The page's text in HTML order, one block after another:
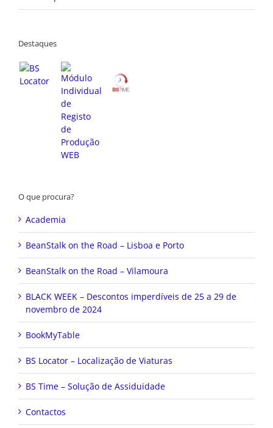
Destaques
O que procura?
Academia
BeanStalk on the Road – Lisboa e Porto
BeanStalk on the Road – Vilamoura
BLACK WEEK – Descontos imperdíveis de 25 a 29 de
novembro de 2024
BookMyTable
BS Locator – Localização de Viaturas
BS Time – Solução de Assiduidade
Contactos